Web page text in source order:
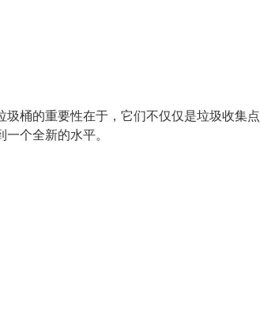
的重要性在于，它们不仅仅是垃圾收集点
一个全新的水平。